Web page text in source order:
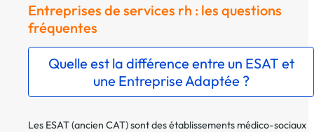
Entreprises de services rh : les questions
fréquentes
Quelle est la différence entre un ESAT et
une Entreprise Adaptée ?
Les ESAT (ancien CAT) sont des établissements médico-sociaux